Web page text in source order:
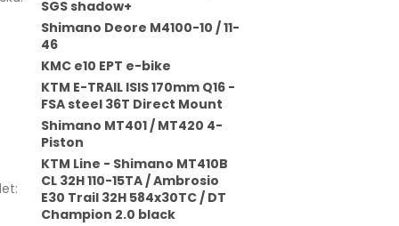
SGS shadow+
Shimano Deore M4100-10 / 11-
46
KMC e10 EPT e-bike
KTM E-TRAIL ISIS 170mm Q16 -
FSA steel 36T Direct Mount
Shimano MT401 / MT420 4-
Piston
:
KTM Line - Shimano MT410B
CL 32H 110-15TA / Ambrosio
E30 Trail 32H 584x30TC / DT
Champion 2.0 black